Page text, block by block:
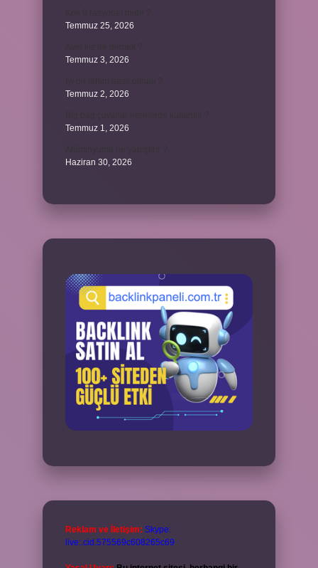
Temmuz 25, 2026
Temmuz 3, 2026
Temmuz 2, 2026
Temmuz 1, 2026
Haziran 30, 2026
Reklam ve İletişim: Skype:
live:.cid.575569c608265c69